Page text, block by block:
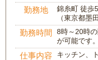
勤務地
錦糸町 徒歩
（東京都墨
勤務時間
8時～20時
が可能です
仕事内容
キッチン、